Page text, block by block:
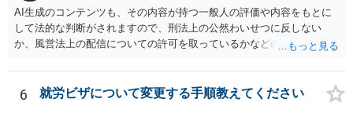
AI生成のコンテンツも、その内容が持つ一般人の評価や内容をもとに
して法的な判断がされますので、刑法上の公然わいせつに反しない
か、風営法上の配信についての許可を取っているかなどの検討が必要
うかの問題も生じます。
6 就労ビザについて変更する手順教えてください